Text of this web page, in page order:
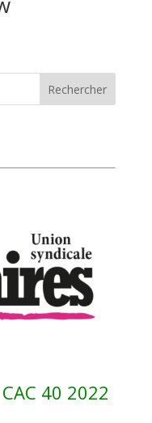
Rechercher
40 2022